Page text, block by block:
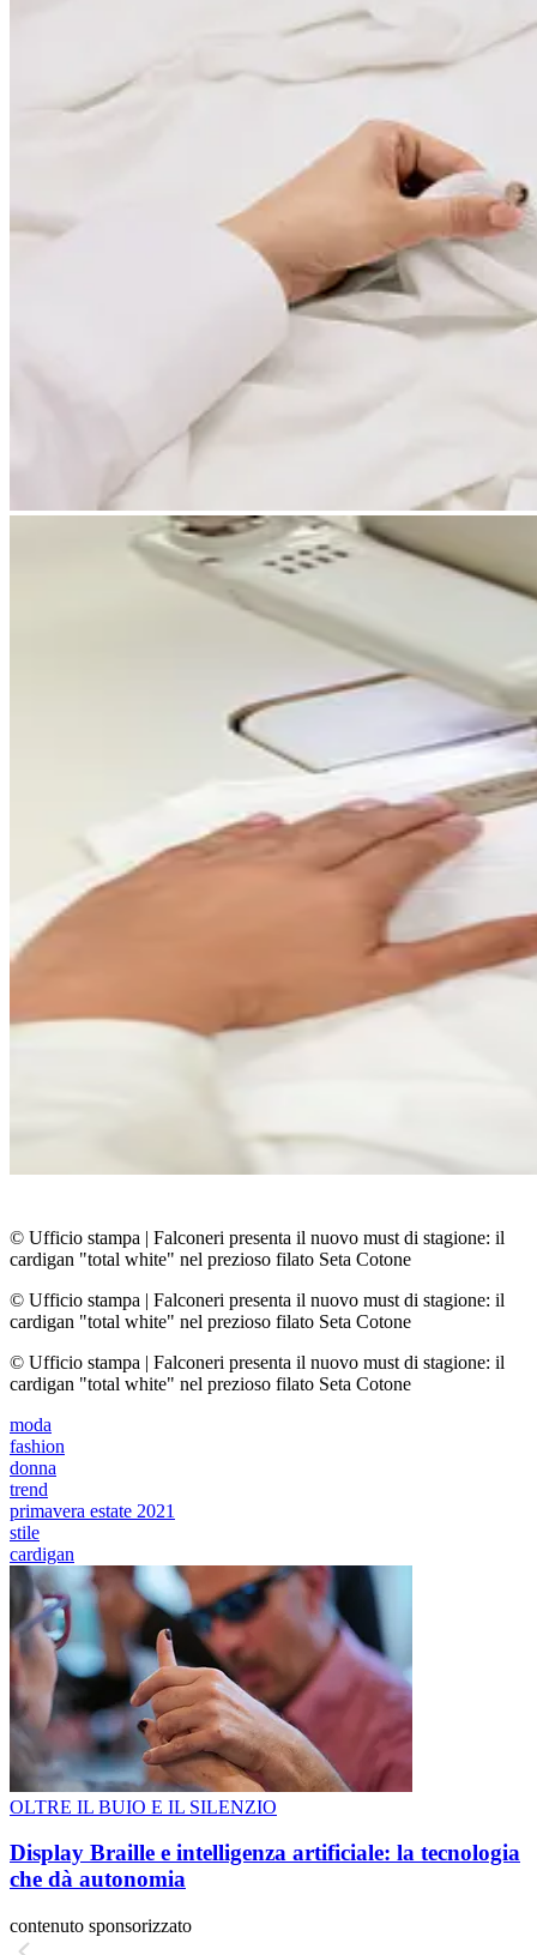
© Ufficio stampa | Falconeri presenta il nuovo must di stagione: il
cardigan "total white" nel prezioso filato Seta Cotone
© Ufficio stampa | Falconeri presenta il nuovo must di stagione: il
cardigan "total white" nel prezioso filato Seta Cotone
© Ufficio stampa | Falconeri presenta il nuovo must di stagione: il
cardigan "total white" nel prezioso filato Seta Cotone
moda
fashion
donna
trend
primavera estate 2021
stile
cardigan
OLTRE IL BUIO E IL SILENZIO
Display Braille e intelligenza artificiale: la tecnologia
che dà autonomia
contenuto sponsorizzato